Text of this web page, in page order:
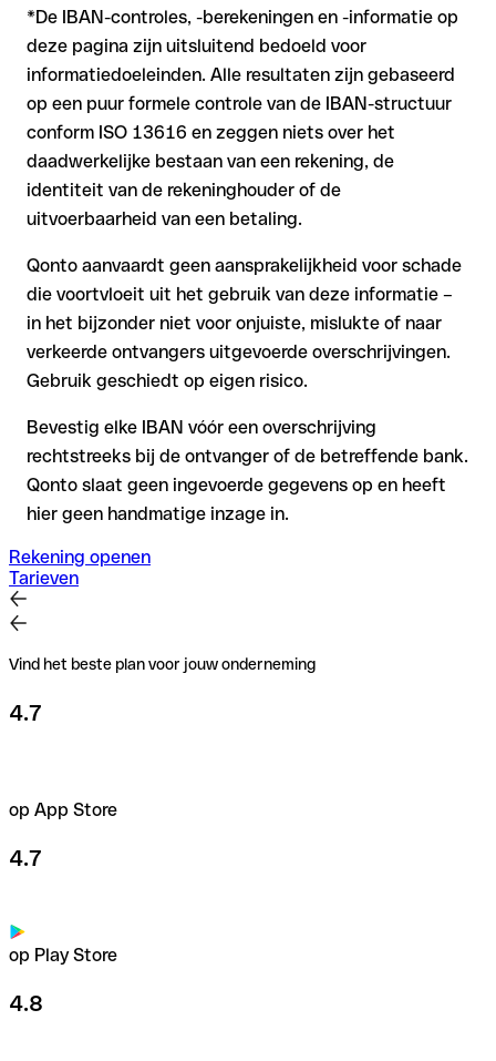
*De IBAN-controles, -berekeningen en -informatie op
deze pagina zijn uitsluitend bedoeld voor
informatiedoeleinden. Alle resultaten zijn gebaseerd
op een puur formele controle van de IBAN-structuur
conform ISO 13616 en zeggen niets over het
daadwerkelijke bestaan van een rekening, de
identiteit van de rekeninghouder of de
uitvoerbaarheid van een betaling.
Qonto aanvaardt geen aansprakelijkheid voor schade
die voortvloeit uit het gebruik van deze informatie –
in het bijzonder niet voor onjuiste, mislukte of naar
verkeerde ontvangers uitgevoerde overschrijvingen.
Gebruik geschiedt op eigen risico.
Bevestig elke IBAN vóór een overschrijving
rechtstreeks bij de ontvanger of de betreffende bank.
Qonto slaat geen ingevoerde gegevens op en heeft
hier geen handmatige inzage in.
Rekening openen
Tarieven
Vind het beste plan voor jouw onderneming
4.7
op App Store
4.7
op Play Store
4.8